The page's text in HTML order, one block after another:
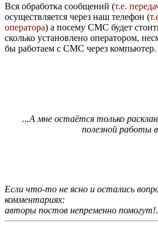
Вся обработка сообщений (т.е.
осуществляется через наш телефон (
оператора) а посему СМС будет
сколько установлено оператором,
бы работаем с СМС через компьютер.
...А мне остаётся только
полезной работы
Если что-то не ясно и остались
комментариях:
авторы постов непременно